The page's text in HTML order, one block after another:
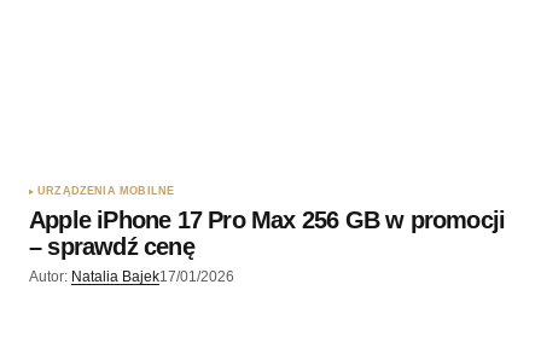
URZĄDZENIA MOBILNE
Apple iPhone 17 Pro Max 256 GB w promocji
– sprawdź cenę
Autor: Natalia Bajek17/01/2026